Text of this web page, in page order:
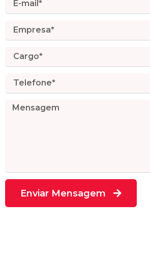
Enviar Mensagem